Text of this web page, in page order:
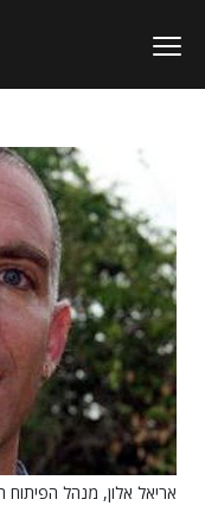
אריאל אלון, מנהל הפיתוח